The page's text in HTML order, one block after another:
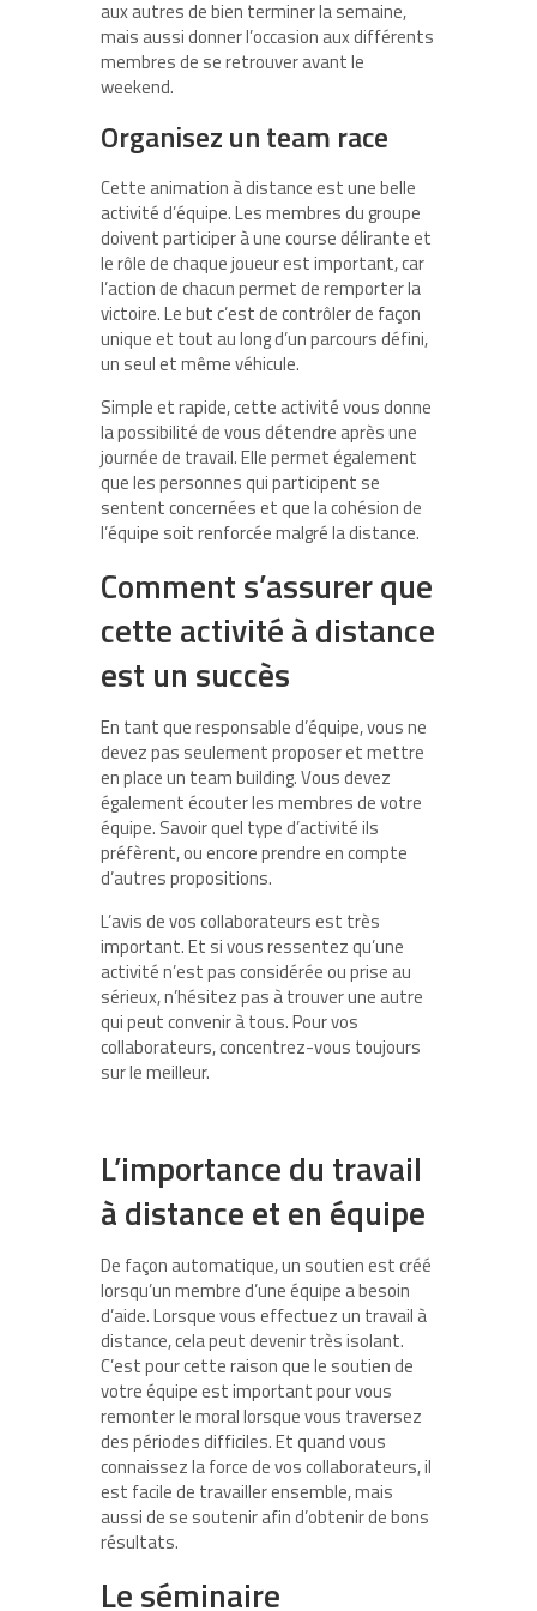
aux autres de bien terminer la semaine,
mais aussi donner l’occasion aux différents
membres de se retrouver avant le
weekend.
Organisez un team race
Cette animation à distance est une belle
activité d’équipe. Les membres du groupe
doivent participer à une course délirante et
le rôle de chaque joueur est important, car
l’action de chacun permet de remporter la
victoire. Le but c’est de contrôler de façon
unique et tout au long d’un parcours défini,
un seul et même véhicule.
Simple et rapide, cette activité vous donne
la possibilité de vous détendre après une
journée de travail. Elle permet également
que les personnes qui participent se
sentent concernées et que la cohésion de
l’équipe soit renforcée malgré la distance.
Comment s’assurer que
cette activité à distance
est un succès
En tant que responsable d’équipe, vous ne
devez pas seulement proposer et mettre
en place un team building. Vous devez
également écouter les membres de votre
équipe. Savoir quel type d’activité ils
préfèrent, ou encore prendre en compte
d’autres propositions.
L’avis de vos collaborateurs est très
important. Et si vous ressentez qu’une
activité n’est pas considérée ou prise au
sérieux, n’hésitez pas à trouver une autre
qui peut convenir à tous. Pour vos
collaborateurs, concentrez-vous toujours
sur le meilleur.
L’importance du travail
à distance et en équipe
De façon automatique, un soutien est créé
lorsqu’un membre d’une équipe a besoin
d’aide. Lorsque vous effectuez un travail à
distance, cela peut devenir très isolant.
C’est pour cette raison que le soutien de
votre équipe est important pour vous
remonter le moral lorsque vous traversez
des périodes difficiles. Et quand vous
connaissez la force de vos collaborateurs, il
est facile de travailler ensemble, mais
aussi de se soutenir afin d’obtenir de bons
résultats.
Le séminaire